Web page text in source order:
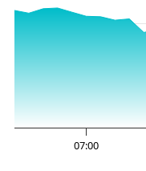
07:00